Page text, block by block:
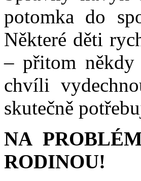
potomka do
Některé děti
– přitom někdy
chvíli
skutečně
NA
RODINOU!